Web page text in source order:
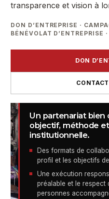
transparence et vision à
DON D’ENTREPRISE ·
BÉNÉVOLAT
DON
PARTENARIATS
Un partenariat bien
objectif, méthode
institutionnelle.
Des formats de
profil et les objectifs de
Une exécution
préalable et le respect
personnes